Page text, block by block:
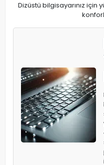
Dizüstü bilgisayarınız için